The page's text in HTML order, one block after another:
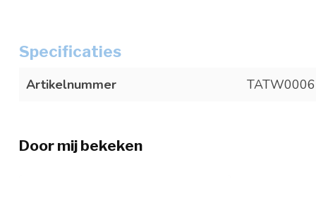
Specificaties
Artikelnummer
Door mij bekeken